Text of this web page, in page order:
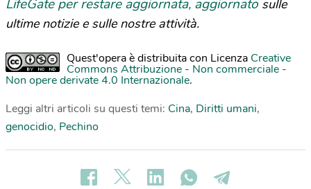
LifeGate per restare aggiornata, aggiornato sulle
ultime notizie e sulle nostre attività.
Quest'opera è distribuita con Licenza Creative
Commons Attribuzione - Non commerciale -
Non opere derivate 4.0 Internazionale.
Leggi altri articoli su questi temi: Cina, Diritti umani,
genocidio, Pechino